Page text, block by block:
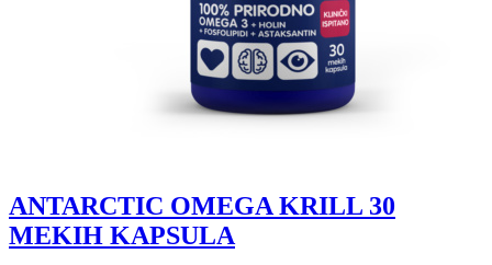
ANTARCTIC OMEGA KRILL 30
MEKIH KAPSULA